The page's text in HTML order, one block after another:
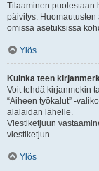
Tilaaminen puolestaan
päivitys.
omissa asetuksissa
Ylös
Kuinka teen
Voit tehdä kirjanmekin
“Aiheen työkalut” -
alalaidan lähelle.
Viestiketjuun
viestiketjun.
Ylös